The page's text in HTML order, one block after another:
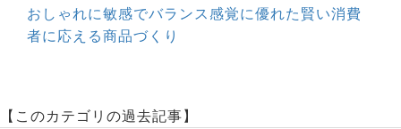
おしゃれに敏感でバランス感覚に優れた賢い消費
者に応える商品づくり
【このカテゴリの過去記事】